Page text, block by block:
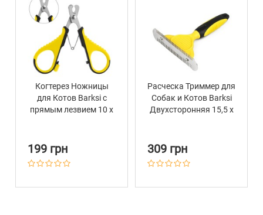
Когтерез Ножницы
для Котов Barksi с
прямым лезвием 10 х
199 грн
Расческа Триммер для
Собак и Котов Barksi
Двухсторонняя 15,5 х
309 грн